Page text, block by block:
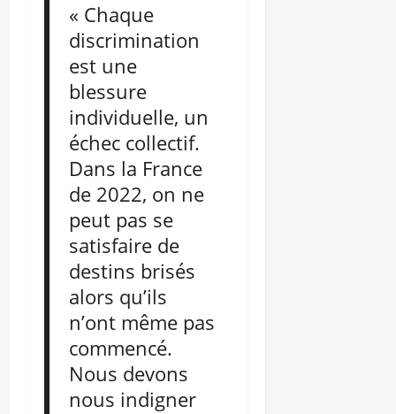
« Chaque
discrimination
est une
blessure
individuelle, un
échec collectif.
Dans la France
de 2022, on ne
peut pas se
satisfaire de
destins brisés
alors qu’ils
n’ont même pas
commencé.
Nous devons
nous indigner